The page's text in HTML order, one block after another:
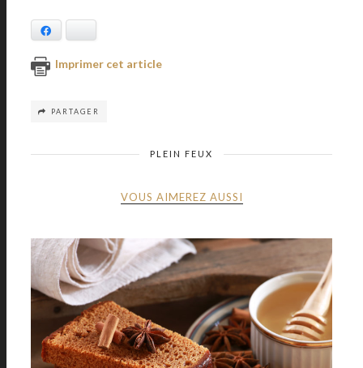
Imprimer cet article
PARTAGER
PLEIN FEUX
VOUS AIMEREZ AUSSI